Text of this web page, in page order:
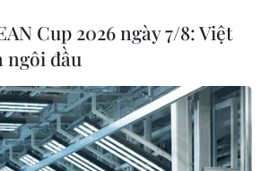
MỤC
mưa từ đêm
nắng nóng
Cup 2026 ngày 7/8: Việt
ngôi đầu